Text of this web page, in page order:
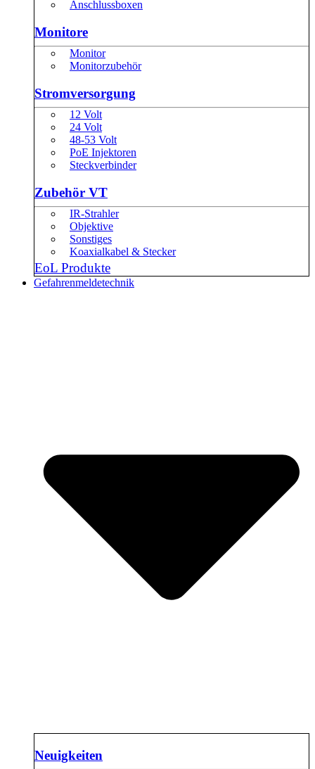
Anschlussboxen
Monitore
Monitor
Monitorzubehör
Stromversorgung
12 Volt
24 Volt
48-53 Volt
PoE Injektoren
Steckverbinder
Zubehör VT
IR-Strahler
Objektive
Sonstiges
Koaxialkabel & Stecker
EoL Produkte
Gefahrenmeldetechnik
Neuigkeiten